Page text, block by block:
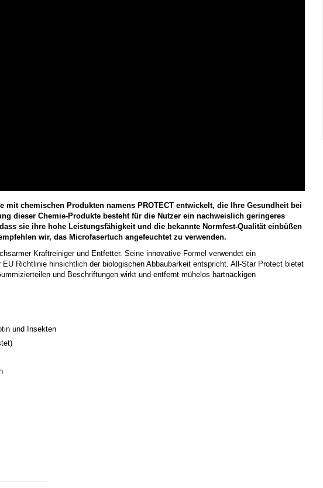
mit chemischen Produkten namens PROTECT entwickelt, die Ihre Gesundheit bei
dieser Chemie-Produkte besteht für die Nutzer ein nachweislich geringeres
sie ihre hohe Leistungsfähigkeit und die bekannte Normfest-Qualität einbüßen
wir, das Microfasertuch angefeuchtet zu verwenden.
Kraftreiniger und Entfetter. Seine innovative Formel verwendet ein
Richtlinie hinsichtlich der biologischen Abbaubarkeit entspricht. All-Star Protect bietet
und Beschriftungen wirkt und entfernt mühelos hartnäckigen
und Insekten